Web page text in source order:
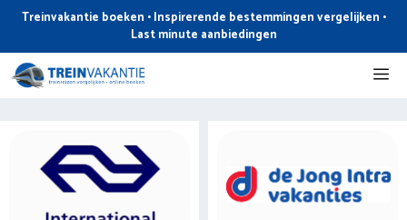
de
inhoud
Treinvakantie boeken • Inspirerende bestemmingen vergelijken •
Last minute aanbiedingen